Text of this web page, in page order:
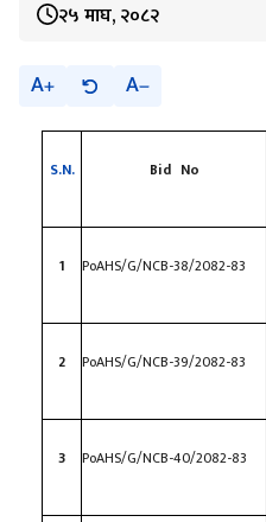
२५ माघ, २०८२
A A
S.N. Bid No
1 PoAHS/G/NCB-38/2082-83
2 PoAHS/G/NCB-39/2082-83
3 PoAHS/G/NCB-40/2082-83